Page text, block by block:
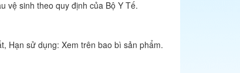
vệ sinh theo quy định của Bộ Y Tế.
Hạn sử dụng: Xem trên bao bì sản phẩm.